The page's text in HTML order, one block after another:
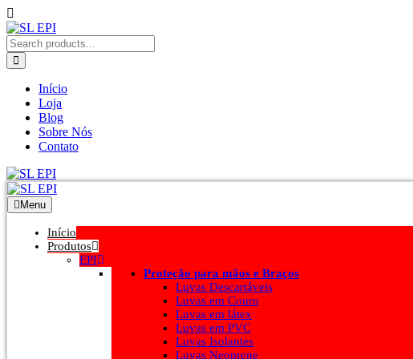
Início
Loja
Blog
Sobre Nós
Contato
Menu
Início
Produtos
EPI
Proteção para mãos e Braços
Luvas Descartáveis
Luvas em Couro
Luvas em látex
Luvas em PVC
Luvas Isolantes
Luvas Neoprene